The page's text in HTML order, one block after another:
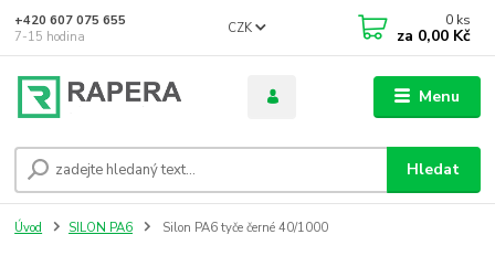
Menu
CZK
Hledat
+420 607 075 655
7-15 hodina
0 ks
za 0,00 Kč
Úvod SILON PA6 Silon PA6 tyče černé 40/1000